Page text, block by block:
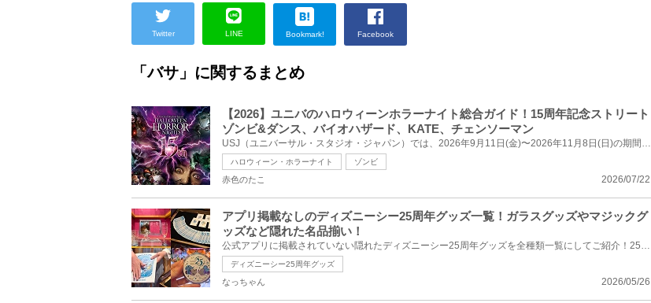
Twitter LINE Bookmark! Facebook
「バサ」に関するまとめ
【2026】ユニバのハロウィーンホラーナイト総合ガイド！15周年記念ストリート
ゾンビ&ダンス、バイオハザード、KATE、チェンソーマン
USJ（ユニバーサル・スタジオ・ジャパン）では、2026年9月11日(金)〜2026年11月8日(日)の期間、15周年を...
ハロウィーン・ホラーナイト ゾンビ
2026/07/22
赤色のたこ
アプリ掲載なしのディズニーシー25周年グッズ一覧！ガラスグッズやマジックグ
ッズなど隠れた名品揃い！
公式アプリに掲載されていない隠れたディズニーシー25周年グッズを全種類一覧にしてご紹介！25周年デザ...
ディズニーシー25周年グッズ
2026/05/26
なっちゃん